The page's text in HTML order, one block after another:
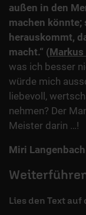
außen in den
machen könnte;
herauskommt,
macht.“ (Markus
was ich besser
würde mich
liebevoll,
nehmen? Der
Meister darin …!
Miri Langenbach
Lies den Text auf